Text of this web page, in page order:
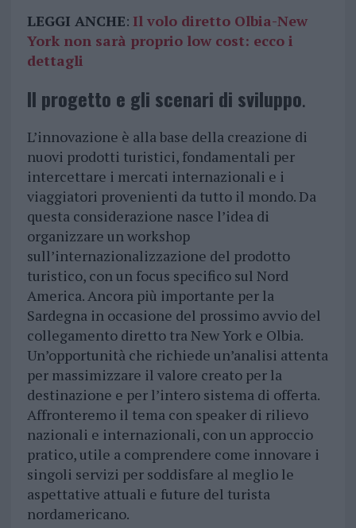
LEGGI ANCHE: Il volo diretto Olbia-New
York non sarà proprio low cost: ecco i
dettagli
Il progetto e gli scenari di sviluppo.
L’innovazione è alla base della creazione di
nuovi prodotti turistici, fondamentali per
intercettare i mercati internazionali e i
viaggiatori provenienti da tutto il mondo. Da
questa considerazione nasce l’idea di
organizzare un workshop
sull’internazionalizzazione del prodotto
turistico, con un focus specifico sul Nord
America. Ancora più importante per la
Sardegna in occasione del prossimo avvio del
collegamento diretto tra New York e Olbia.
Un’opportunità che richiede un’analisi attenta
per massimizzare il valore creato per la
destinazione e per l’intero sistema di offerta.
Affronteremo il tema con speaker di rilievo
nazionali e internazionali, con un approccio
pratico, utile a comprendere come innovare i
singoli servizi per soddisfare al meglio le
aspettative attuali e future del turista
nordamericano.